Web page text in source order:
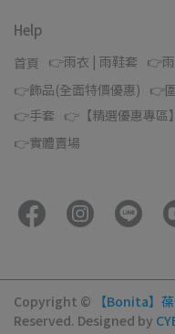
Help
首頁 👉雨衣 | 雨鞋套 👉
👉飾品(全面特價優惠) 👉
👉手套 👉【精選優惠專區】
👉實體賣場
Copyright © 【Bonita】
Reserved. Designed by